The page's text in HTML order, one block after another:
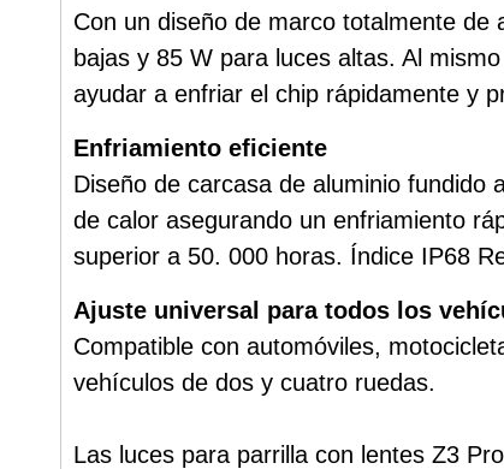
Con un diseño de marco totalmente
bajas y 85 W para luces altas. Al
ayudar a enfriar el chip rápidamente y
Enfriamiento eficiente
Diseño de carcasa de aluminio fundido
de calor asegurando un enfriamiento
superior a 50. 000 horas. Índice IP68
Ajuste universal para todos los
Compatible con automóviles,
vehículos de dos y cuatro ruedas.
Las luces para parrilla con lentes Z3